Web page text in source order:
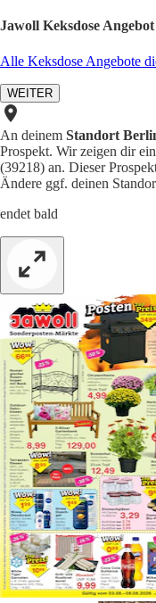
Jawoll Keksdose
Alle Keksdose Angebote
WEITER
An deinem Standort
Prospekt. Wir zeigen dir
(39218) an. Dieser
Ändere ggf. deinen
endet bald